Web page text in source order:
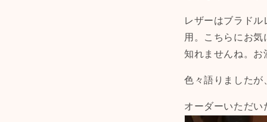
レザーはブラド
用。こちらにお
知れませんね。お
色々語りましたが
オーダーいただ